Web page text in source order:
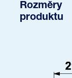
Rozměry
produktu